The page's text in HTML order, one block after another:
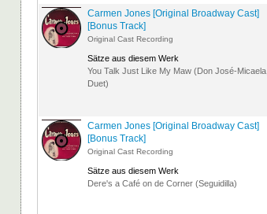
Carmen Jones [Original Broadway Cast]
[Bonus Track]
Original Cast Recording
Sätze aus diesem Werk
You Talk Just Like My Maw (Don José-Micaela,
Duet)
Carmen Jones [Original Broadway Cast]
[Bonus Track]
Original Cast Recording
Sätze aus diesem Werk
Dere's a Café on de Corner (Seguidilla)